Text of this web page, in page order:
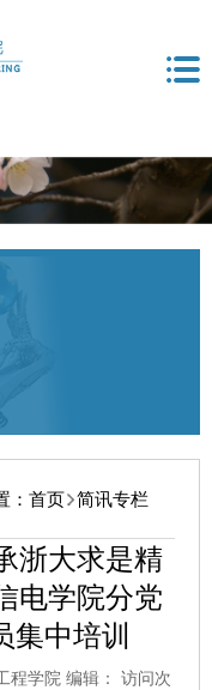
： 首页 简讯专栏
浙大求是精
学院分党
集中培训
程学院 编辑： 访问次